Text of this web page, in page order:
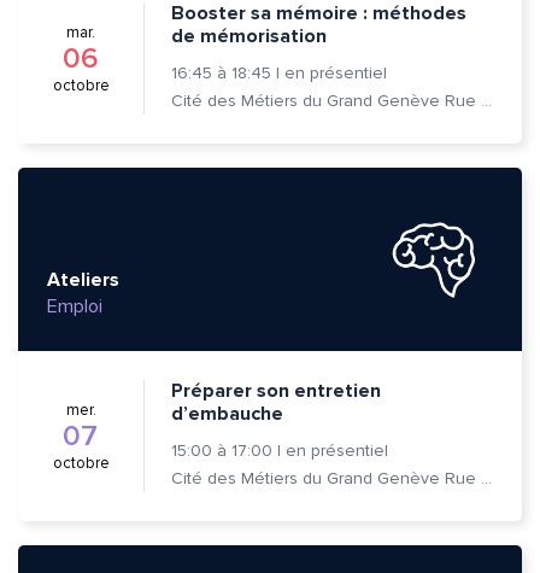
mar.
06
octobre
Booster sa mémoire : méthodes
de mémorisation
16:45 à 18:45 | en présentiel
Cité des Métiers du Grand Genève Rue Prévost-Martin 6 1205 Genève
Ateliers
Emploi
mer.
07
octobre
Préparer son entretien
d’embauche
15:00 à 17:00 | en présentiel
Cité des Métiers du Grand Genève Rue Prévost-Martin 6 1205 Genève